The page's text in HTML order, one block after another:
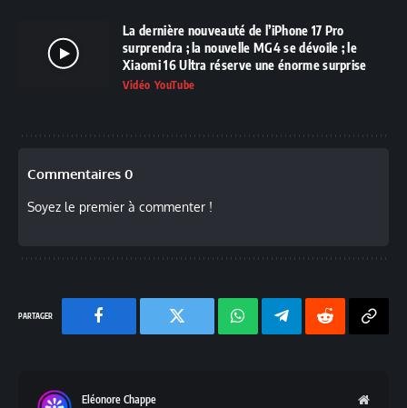
La dernière nouveauté de l’iPhone 17 Pro
surprendra ; la nouvelle MG4 se dévoile ; le
Xiaomi 16 Ultra réserve une énorme surprise
Vidéo YouTube
Commentaires 0
Soyez le premier à commenter !
Facebook Twitter
Chaine
TelegramReddit
Eléonore Chappe